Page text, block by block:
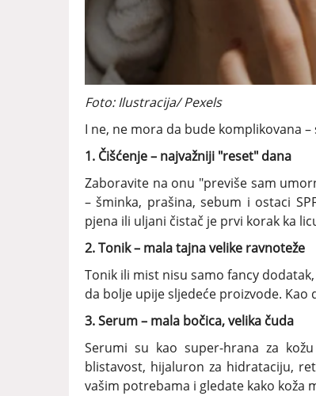
Foto: Ilustracija/ Pexels
I ne, ne mora da bude komplikovana
1. Čišćenje – najvažniji "reset" dana
Zaboravite na onu "previše sam
– šminka, prašina, sebum i ostaci
pjena ili uljani čistač je prvi korak ka
2. Tonik – mala tajna velike ravnoteže
Tonik ili mist nisu samo fancy
da bolje upije sljedeće proizvode. Kao
3. Serum – mala bočica, velika čuda
Serumi su kao super-hrana za
blistavost, hijaluron za hidrataciju,
vašim potrebama i gledate kako koža